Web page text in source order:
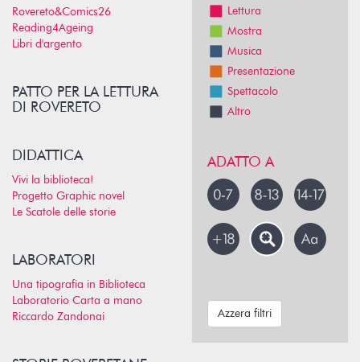
Rovereto&Comics26
Reading4Ageing
Libri d'argento
PATTO PER LA LETTURA
DI ROVERETO
DIDATTICA
Vivi la biblioteca!
Progetto Graphic novel
Le Scatole delle storie
LABORATORI
Una tipografia in Biblioteca
Laboratorio Carta a mano
Riccardo Zandonai
Lettura
Mostra
Musica
Presentazione
Spettacolo
Altro
ADATTO A
Azzera filtri